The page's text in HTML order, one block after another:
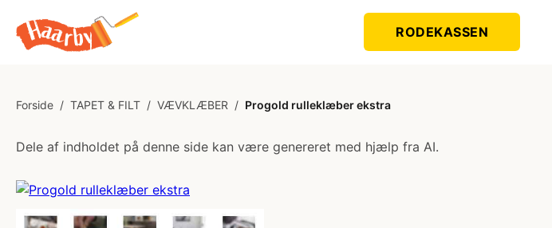
RODEKASSEN
Forside / TAPET & FILT / VÆVKLÆBER / Progold rulleklæber ekstra
Dele af indholdet på denne side kan være genereret med hjælp fra AI.